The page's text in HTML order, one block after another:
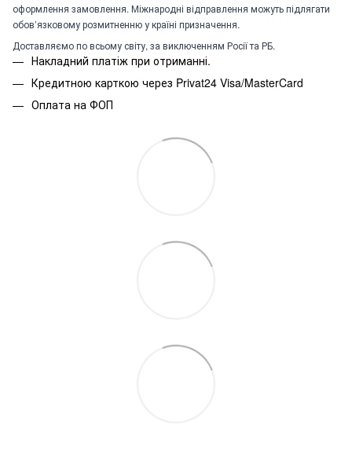
оформлення замовлення. Міжнародні відправлення можуть підлягати
обов’язковому розмитненню у країні призначення.
Доставляємо по всьому світу, за виключенням Росії та РБ.
Накладний платіж при отриманні.
Кредитною карткою через Privat24 Visa/MasterCard
Оплата на ФОП